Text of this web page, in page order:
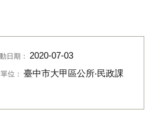
日期： 2020-07-03
位： 臺中市大甲區公所‧民政課